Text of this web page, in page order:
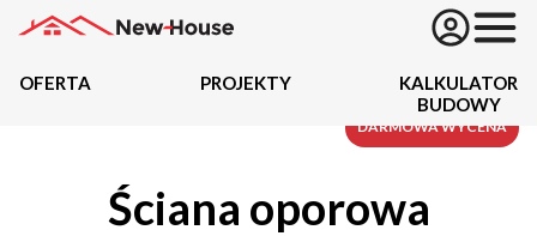
OFERTA PROJEKTY
KALKULATOR
BUDOWY
Ściana oporowa
DARMOWA WYCENA